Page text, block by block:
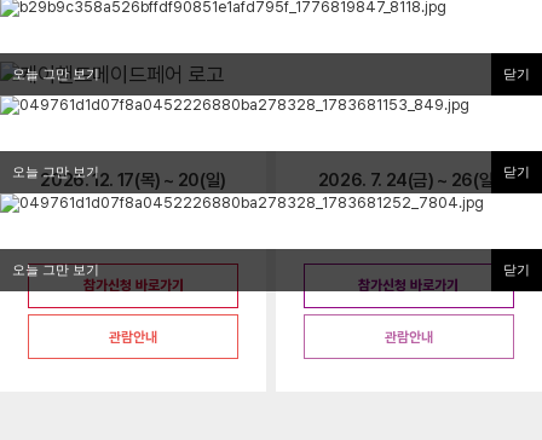
오늘 그만 보기 닫기
오늘 그만 보기 닫기
오늘 그만 보기 닫기
2026. 12. 17(목) ~ 20(일)
서울 코엑스 B홀
참가신청 바로가기
관람안내
2026. 7. 24(금) ~ 26(일)
부산 벡스코 제2전시장 4홀
참가신청 바로가기
관람안내